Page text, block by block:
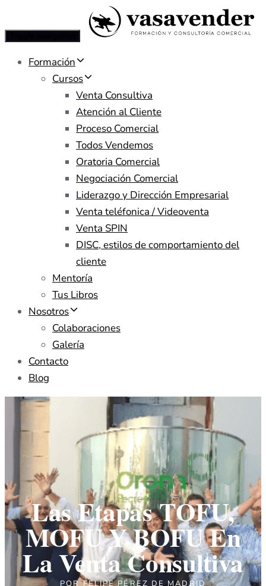
Formación
Cursos
Venta Consultiva
Atención al Cliente
Proceso Comercial
Todos Vendemos
Oratoria Comercial
Negociación Comercial
Liderazgo y Dirección Empresarial
Venta teléfonica / Videoventa
Venta SPIN
DISC, estilos de comportamiento del
cliente
Mentoría
Tus Libros
Nosotros
Colaboraciones
Galería
Contacto
Blog
Las Etapas TOFU,
MOFU Y BOFU En
La Venta Consultiva
POR FELIPE PÉREZ DE MADRID